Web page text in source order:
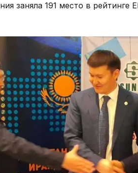
заняла 191 место в